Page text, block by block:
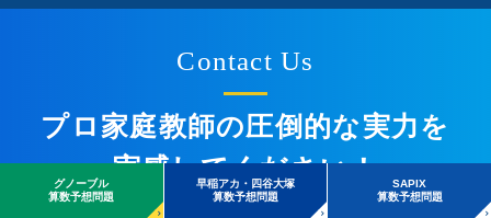
Contact Us
プロ家庭教師の圧倒的な実力を
実感してください！